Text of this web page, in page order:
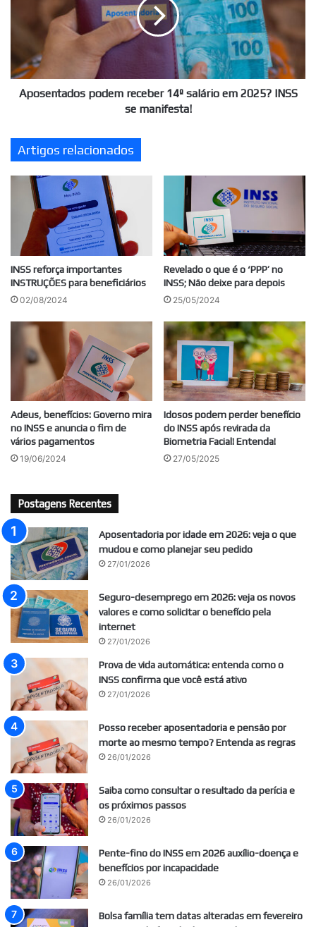
INSS
se
manifesta!
Aposentados podem receber 14º salário em 2025? INSS
se manifesta!
Artigos relacionados
INSS reforça importantes
INSTRUÇÕES para beneficiários
02/08/2024
Revelado o que é o ‘PPP’ no
INSS; Não deixe para depois
25/05/2024
Adeus, benefícios: Governo mira
no INSS e anuncia o fim de
vários pagamentos
19/06/2024
Idosos podem perder benefício
do INSS após revirada da
Biometria Facial! Entenda!
27/05/2025
Postagens Recentes
Aposentadoria por idade em 2026: veja o que
mudou e como planejar seu pedido
27/01/2026
Seguro-desemprego em 2026: veja os novos
valores e como solicitar o benefício pela
internet
27/01/2026
Prova de vida automática: entenda como o
INSS confirma que você está ativo
27/01/2026
Posso receber aposentadoria e pensão por
morte ao mesmo tempo? Entenda as regras
26/01/2026
Saiba como consultar o resultado da perícia e
os próximos passos
26/01/2026
Pente-fino do INSS em 2026 auxílio-doença e
benefícios por incapacidade
26/01/2026
Bolsa família tem datas alteradas em fevereiro